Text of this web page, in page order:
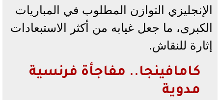
الإنجليزي التوازن المطلوب في المباريات
الكبرى، ما جعل غيابه من أكثر الاستبعادات
إثارة للنقاش.
كامافينجا.. مفاجأة فرنسية
مدوية